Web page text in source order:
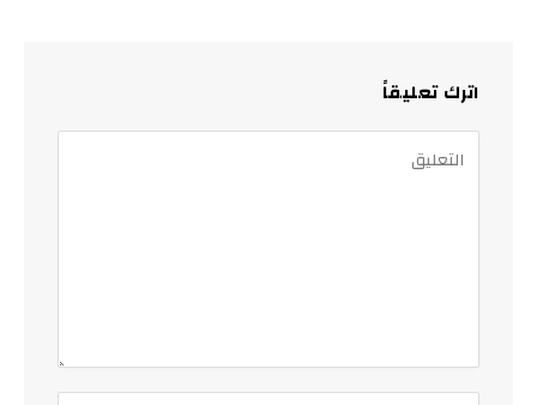
اترك تعليقاً